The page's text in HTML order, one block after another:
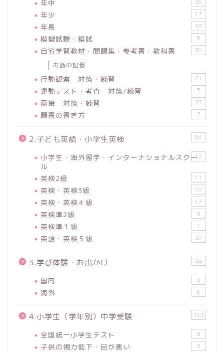
年中 20
年少 17
年長 18
模擬試験・模試 6
自宅学習教材・問題集・参考書・教科書 50
お話の記憶
行動観察 対策・練習 21
運動テスト・考査 対策/練習 5
面接 対策・練習 23
願書の書き方 7
2.子ども英語・小学生英検 64
小学生・海外留学・インターナショナルスクー
ル
12
英検2級 11
英検・英検3級 18
英検・英検４級 17
英検準2級 9
英検準１級 1
英語・英検５級 20
3.学び体験・お出かけ 22
国内 9
海外 6
4.小学生（学年別）中学受験 113
全国統一小学生テスト 9
子供の視力低下・目が悪い 5